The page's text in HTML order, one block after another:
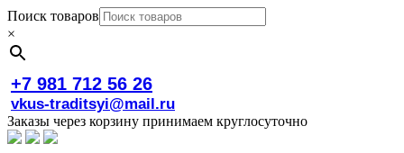
Поиск товаров
×
+7 981 712 56 26
vkus-traditsyi@mail.ru
Заказы через корзину принимаем круглосуточно